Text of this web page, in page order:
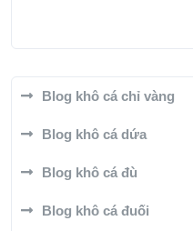
Blog khô cá chỉ vàng
Blog khô cá dứa
Blog khô cá đù
Blog khô cá đuối